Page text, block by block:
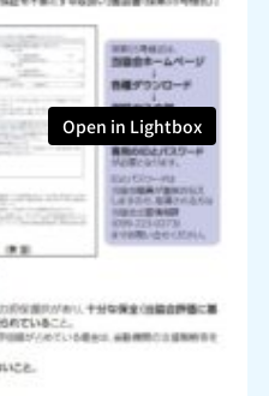
Open in Lightbox